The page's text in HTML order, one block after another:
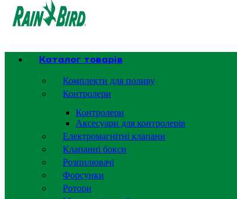
Каталог товарів
Комплекти для поливу
Контролери
Контролери
Аксесуари для контролерів
Електромагнітні клапани
Клапанні бокси
Розпилювачі
Форсунки
Ротори